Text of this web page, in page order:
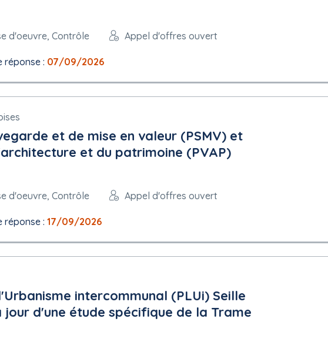
de participation peuvent être présentées : français
prévisionnelle de commencement de la prestation : septembre 2026 Durée
d'oeuvre, Contrôle Appel d'offres ouvert
réponse : 07/09/2026
et de mise en valeur (PSMV) et
et du patrimoine (PVAP)
d'oeuvre, Contrôle Appel d'offres ouvert
réponse : 17/09/2026
intercommunal (PLUi) Seille
jour d'une étude spécifique de la Trame